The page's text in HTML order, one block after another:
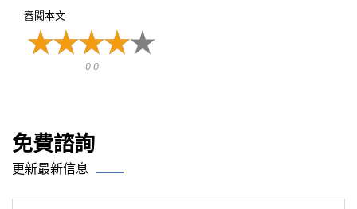
審閱本文
0 0
免費諮詢
更新最新信息